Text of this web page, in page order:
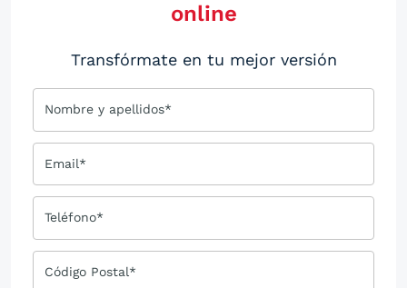
online
Transfórmate en tu mejor versión
Nombre y apellidos*
Email*
Teléfono*
Código Postal*